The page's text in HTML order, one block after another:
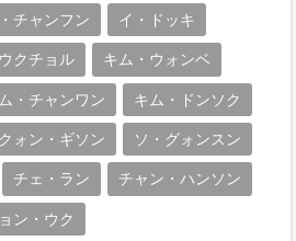
チャンフン イ・ドッキ
クチョル キム・ウォンベ
・チャンワン キム・ドンソク
クォン・ギソン ソ・グォンスン
チェ・ラン チャン・ハンソン
ン・ウク